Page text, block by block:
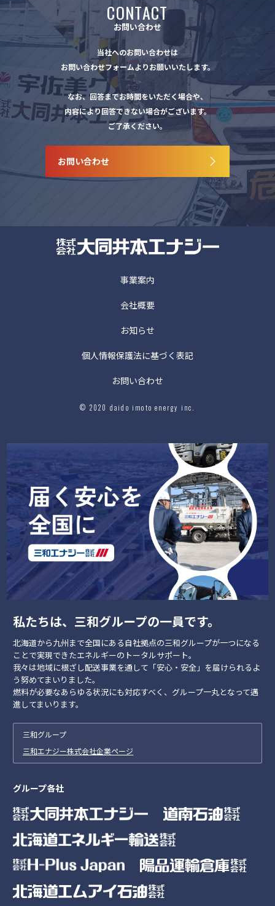
CONTACT
お問い合わせ
当社へのお問い合わせは
お問い合わせフォームよりお願いいたします。
なお、回答までお時間をいただく場合や、
内容により回答できない場合がございます。
ご了承ください。
お問い合わせ
事業案内
会社概要
お知らせ
個人情報保護法に基づく表記
お問い合わせ
© 2020 daido imoto energy inc.
私たちは、三和グループの一員です。
北海道から九州まで全国にある自社拠点の三和グループが一つになる
ことで実現できたエネルギーのトータルサポート。
我々は地域に根ざし配送事業を通して「安心・安全」を届けられるよ
う努めてまいりました。
燃料が必要なあらゆる状況にも対応すべく、グループ一丸となって邁
進してまいります。
三和グループ
三和エナジー株式会社企業ページ
グループ各社